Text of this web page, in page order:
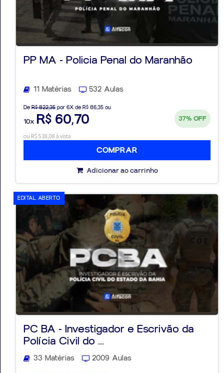
PP MA - Policia Penal do Maranhão
11 Matérias 532 Aulas
De R$ 822,35 por 6X de R$ 86,35 ou
10x R$ 60,70 37% OFF
ou R$ 518,08 à vista
COMPRAR
Adicionar ao carrinho
PC BA - Investigador e Escrivão da
Polícia Civil do ...
33 Matérias 2009 Aulas
EDITAL ABERTO